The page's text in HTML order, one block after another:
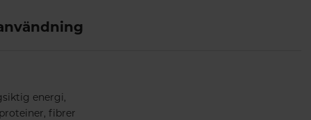
energi,
fibrer